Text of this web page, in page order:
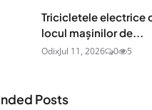
Tricicletele electrice
locul mașinilor de...
OdixJul 11, 2026 0 5
Posts